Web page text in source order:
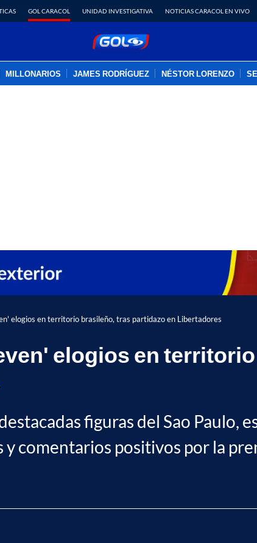
GOL CARACOL UNIDAD INVESTIGATIVA NOTICIAS CARACOL EN VIVO
MILLONARIOS JAMES RODRÍGUEZ NÉSTOR LORENZO
elogios en territorio brasileño, tras partidazo en Libertadores
elogios en
figuras del Sao Paulo,
comentarios positivos por la